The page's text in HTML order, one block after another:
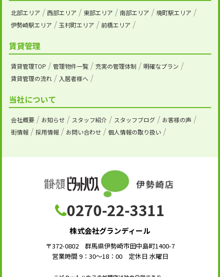
北部エリア 西部エリア 東部エリア 南部エリア
境町駅エリア
伊勢崎駅エリア
玉村町エリア 前橋エリア
賃貸管理
賃貸管理TOP 管理物件一覧 充実の管理体制
明確なプラン
賃貸管理の流れ
入居者様へ
当社について
会社概要 お知らせ スタッフ紹介 スタッフブログ
お客様の声
街情報
採用情報 お問い合わせ 個人情報の取り扱い
0270-22-3311
株式会社グランディール
〒372-0802 群馬県伊勢崎市田中島町1400-7
営業時間 9：30～18：00 定休日 水曜日